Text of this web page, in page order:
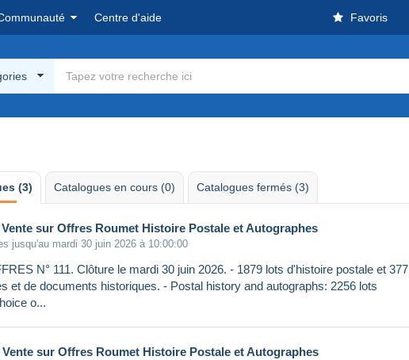
Centre d'aide Favoris
(3) Catalogues en cours (0) Catalogues fermés (3)
Vente sur Offres Roumet Histoire Postale et Autographes
jusqu'au mardi 30 juin 2026 à 10:00:00
N° 111. Clôture le mardi 30 juin 2026. - 1879 lots d'histoire postale et 377
et de documents historiques. - Postal history and autographs: 2256 lots
o...
Vente sur Offres Roumet Histoire Postale et Autographes